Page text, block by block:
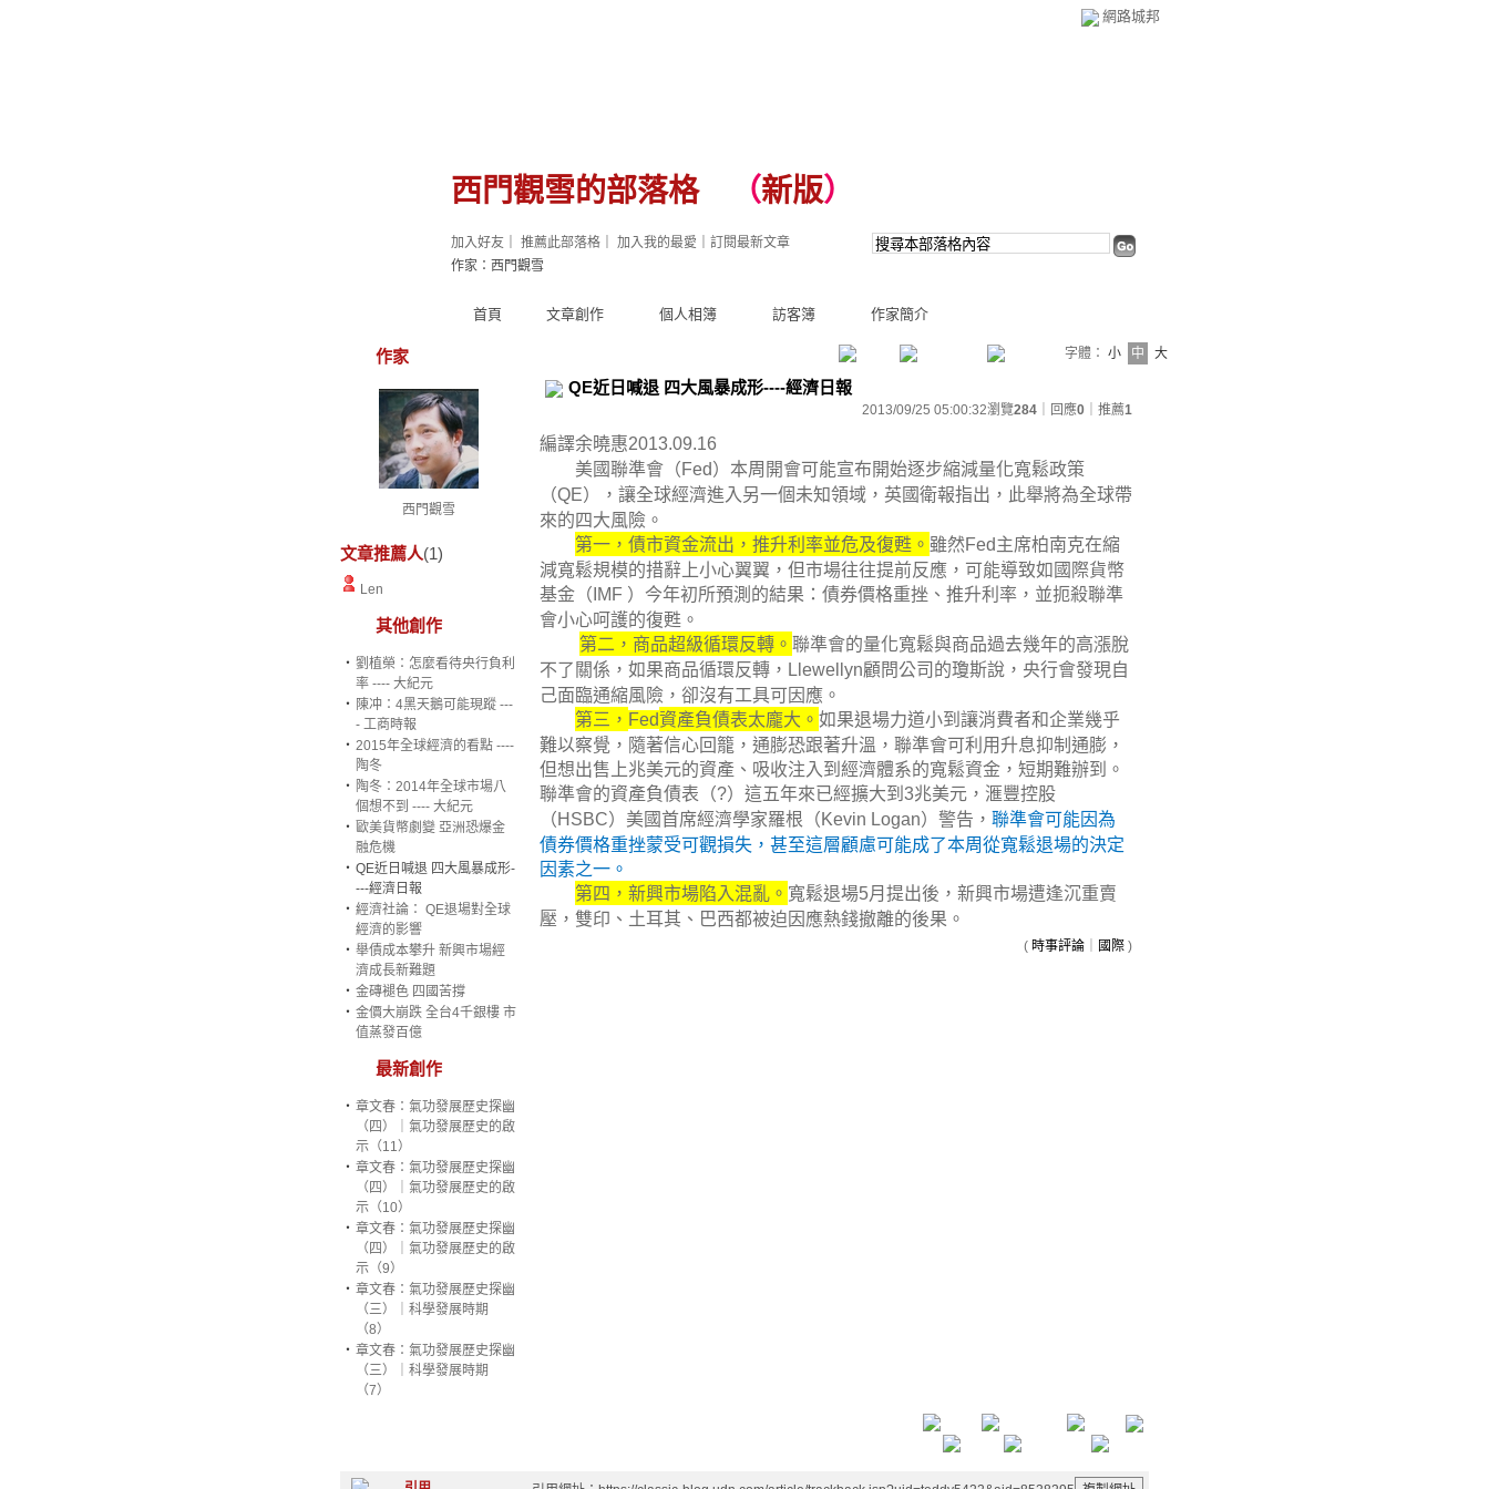
網路城邦
西門觀雪的部落格（新版）
首頁 文章創作 個人相簿 訪客簿 作家簡介
加入好友 推薦此部落格 加入我的最愛
訂閱最新文章
作家：西門觀雪
作家
西門觀雪
文章推薦人(1)
Len
其他創作
‧ 劉植榮：怎麼看待央行負利
率 ---- 大紀元
‧ 陳冲：4黑天鵝可能現蹤 ---
- 工商時報
‧ 2015年全球經濟的看點 ----
陶冬
‧ 陶冬：2014年全球市場八
個想不到 ---- 大紀元
‧ 歐美貨幣劇變 亞洲恐爆金
融危機
‧ QE近日喊退 四大風暴成形-
---經濟日報
‧ 經濟社論： QE退場對全球
經濟的影響
‧ 舉債成本攀升 新興市場經
濟成長新難題
‧ 金磚褪色 四國苦撐
‧ 金價大崩跌 全台4千銀樓 市
值蒸發百億
最新創作
‧ 章文春：氣功發展歷史探幽
（四）｜氣功發展歷史的啟
示（11）
‧ 章文春：氣功發展歷史探幽
（四）｜氣功發展歷史的啟
示（10）
‧ 章文春：氣功發展歷史探幽
（四）｜氣功發展歷史的啟
示（9）
‧ 章文春：氣功發展歷史探幽
（三）｜科學發展時期
（8）
‧ 章文春：氣功發展歷史探幽
（三）｜科學發展時期
（7）
字體： 小 中 大
QE近日喊退 四大風暴成形----經濟日報
2013/09/25 05:00:32瀏覽284 ｜回應0 ｜推薦1
編譯余曉惠2013.09.16
美國聯準會（Fed）本周開會可能宣布開始逐步縮減量化寬鬆政策
（QE），讓全球經濟進入另一個未知領域，英國衛報指出，此舉將為全球帶
來的四大風險。
第一，債市資金流出，推升利率並危及復甦。 雖然Fed主席柏南克在縮
減寬鬆規模的措辭上小心翼翼，但市場往往提前反應，可能導致如國際貨幣
基金（ IMF ）今年初所預測的結果：債券價格重挫、推升利率，並扼殺聯準
會小心呵護的復甦。
第二，商品超級循環反轉。 聯準會的量化寬鬆與商品過去幾年的高漲脫
不了關係，如果商品循環反轉， Llewellyn顧問公司的瓊斯說，央行會發現自
己面臨通縮風險，卻沒有工具可因應。
第三， Fed資產負債表太龐大。 如果退場力道小到讓消費者和企業幾乎
難以察覺，隨著信心回籠，通膨恐跟著升溫，聯準會可利用升息抑制通膨，
但想出售上兆美元的資產、吸收注入到經濟體系的寬鬆資金，短期難辦到。
聯準會的資產負債表（?）這五年來已經擴大到3兆美元，滙豐控股
（HSBC）美國首席經濟學家羅根（Kevin Logan）警告， 聯準會可能因為
債券價格重挫蒙受可觀損失，甚至這層顧慮可能成了本周從寬鬆退場的決定
因素之一。
第四，新興市場陷入混亂。 寬鬆退場5月提出後，新興市場遭逢沉重賣
壓，雙印、土耳其、巴西都被迫因應熱錢撤離的後果。
( 時事評論 國際 )